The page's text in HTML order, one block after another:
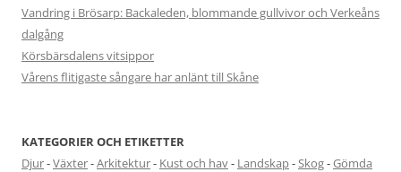
Vandring i Brösarp: Backaleden, blommande gullvivor och Verkeåns
dalgång
Körsbärsdalens vitsippor
Vårens flitigaste sångare har anlänt till Skåne
KATEGORIER OCH ETIKETTER
Djur-Växter-Arkitektur- Kust och hav- Landskap-Skog-Gömda